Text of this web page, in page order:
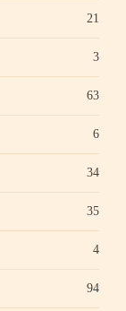
21
3
63
6
34
35
4
94